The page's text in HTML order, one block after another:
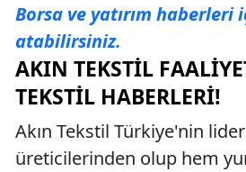
Borsa ve yatırım haberleri
atabilirsiniz.
AKIN TEKSTIL
TEKSTIL HABERLERI!
Akın Tekstil Türkiye'nin
üreticilerinden olup hem